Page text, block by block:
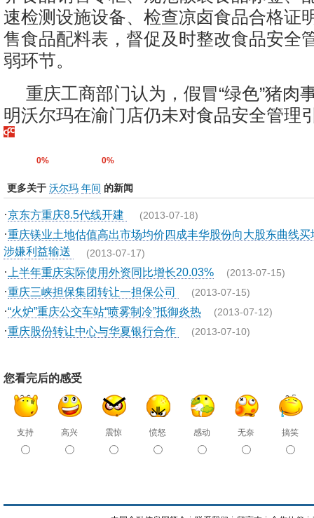
速检测设施设备、检查凉卤食品合格证
售食品配料表，督促及时整改食品安全
弱环节。
重庆工商部门认为，假冒“绿色”猪肉
明沃尔玛在渝门店仍未对食品安全管理
0% 0%
更多关于 沃尔玛 年间 的新闻
·京东方重庆8.5代线开建 (2013-07-18)
·重庆镁业土地估值高出市场均价四成丰华股份向大股东曲线买
涉嫌利益输送 (2013-07-17)
· 上半年重庆实际使用外资同比增长20.03% (2013-07-15)
·重庆三峡担保集团转让一担保公司 (2013-07-15)
·“火炉”重庆公交车站“喷雾制冷”抵御炎热 (2013-07-12)
·重庆股份转让中心与华夏银行合作 (2013-07-10)
您看完后的感受
支持 高兴 震惊 愤怒 感动 无奈 搞笑